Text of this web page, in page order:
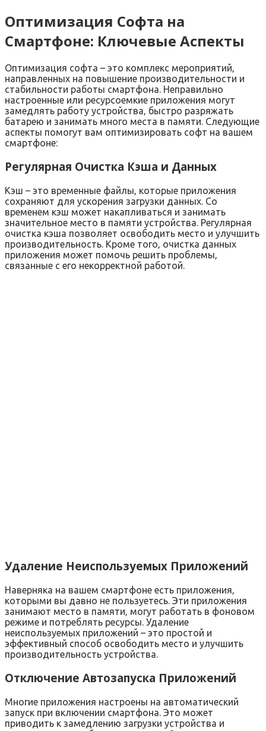
Оптимизация Софта на
Смартфоне: Ключевые Аспекты
Оптимизация софта – это комплекс мероприятий‚
направленных на повышение производительности и
стабильности работы смартфона. Неправильно
настроенные или ресурсоемкие приложения могут
замедлять работу устройства‚ быстро разряжать
батарею и занимать много места в памяти. Следующие
аспекты помогут вам оптимизировать софт на вашем
смартфоне:
Регулярная Очистка Кэша и Данных
Кэш – это временные файлы‚ которые приложения
сохраняют для ускорения загрузки данных. Со
временем кэш может накапливаться и занимать
значительное место в памяти устройства. Регулярная
очистка кэша позволяет освободить место и улучшить
производительность. Кроме того‚ очистка данных
приложения может помочь решить проблемы‚
связанные с его некорректной работой.
Удаление Неиспользуемых Приложений
Наверняка на вашем смартфоне есть приложения‚
которыми вы давно не пользуетесь. Эти приложения
занимают место в памяти‚ могут работать в фоновом
режиме и потреблять ресурсы. Удаление
неиспользуемых приложений – это простой и
эффективный способ освободить место и улучшить
производительность устройства.
Отключение Автозапуска Приложений
Многие приложения настроены на автоматический
запуск при включении смартфона. Это может
приводить к замедлению загрузки устройства и